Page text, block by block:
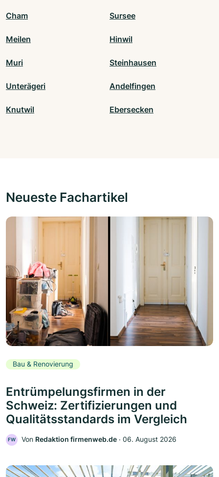
Cham Sursee
Meilen Hinwil
Muri Steinhausen
Unterägeri Andelfingen
Knutwil Ebersecken
Neueste Fachartikel
Bau & Renovierung
Entrümpelungsfirmen in der
Schweiz: Zertifizierungen und
Qualitätsstandards im Vergleich
FW Von Redaktion firmenweb.de ‧ 06. August 2026